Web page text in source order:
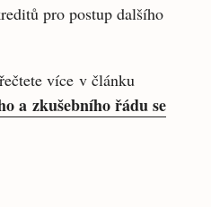
pro postup dalšího
více v článku
a zkušebního řádu se